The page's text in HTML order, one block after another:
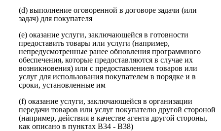
(d) выполнение оговоренной в договоре задачи (или
задач) для покупателя
(e) оказание услуги, заключающейся в готовности
предоставить товары или услуги (например,
непредусмотренные ранее обновления программного
обеспечения, которые предоставляются в случае их
возникновения) или с предоставлением товаров или
услуг для использования покупателем в порядке и в
сроки, установленные им
(f) оказание услуги, заключающейся в организации
передачи товаров или услуг покупателю другой стороной
(например, действия в качестве агента другой стороны,
как описано в пунктах B34 - B38)